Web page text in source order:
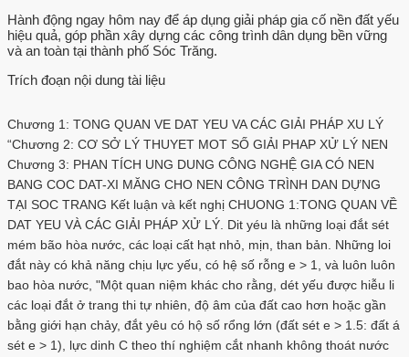
Hành động ngay hôm nay để áp dụng giải pháp gia cố nền đất yếu
hiệu quả, góp phần xây dựng các công trình dân dụng bền vững
và an toàn tại thành phố Sóc Trăng.
Trích đoạn nội dung tài liệu
Chương 1: TONG QUAN VE DAT YEU VA CÁC GIẢI PHÁP XU LÝ
“Chương 2: CƠ SỞ LÝ THUYET MOT SỐ GIẢI PHAP XỬ LÝ NEN
Chương 3: PHAN TÍCH UNG DUNG CÔNG NGHỆ GIA CÓ NEN
BANG COC DAT-XI MĂNG CHO NEN CÔNG TRÌNH DAN DỰNG
TẠI SOC TRANG Kết luận và kết nghị CHUONG 1:TONG QUAN VỀ
DAT YEU VÀ CÁC GIẢI PHÁP XỬ LÝ. Dit yéu là những loại đắt sét
mém bão hòa nước, các loại cất hạt nhỏ, mịn, than bản. Những loi
đắt này có khả năng chịu lực yếu, có hệ số rỗng e > 1, và luôn luôn
bao hòa nước, "Một quan niệm khác cho rằng, dét yếu được hiễu li
các loại đắt ở trang thi tự nhiên, độ âm của đất cao hơn hoặc gần
bằng giới hạn chảy, đắt yêu có hộ số rổng lớn (đất sét e > 1.5: đất á
sét e > 1), lực dinh C theo thí nghiệm cắt nhanh không thoát nước